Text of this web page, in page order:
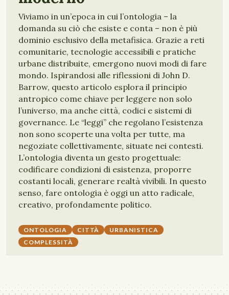
Viviamo in un’epoca in cui l’ontologia – la
domanda su ciò che esiste e conta – non è più
dominio esclusivo della metafisica. Grazie a reti
comunitarie, tecnologie accessibili e pratiche
urbane distribuite, emergono nuovi modi di fare
mondo. Ispirandosi alle riflessioni di John D.
Barrow, questo articolo esplora il principio
antropico come chiave per leggere non solo
l’universo, ma anche città, codici e sistemi di
governance. Le “leggi” che regolano l’esistenza
non sono scoperte una volta per tutte, ma
negoziate collettivamente, situate nei contesti.
L’ontologia diventa un gesto progettuale:
codificare condizioni di esistenza, proporre
costanti locali, generare realtà vivibili. In questo
senso, fare ontologia è oggi un atto radicale,
creativo, profondamente politico.
ONTOLOGIA CITTÀ
URBANISTICA
COMPLESSITÀ